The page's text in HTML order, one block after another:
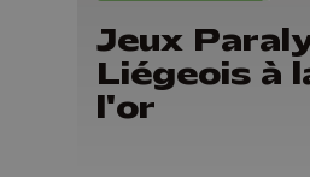
Jeux
Liégeois à
l'or